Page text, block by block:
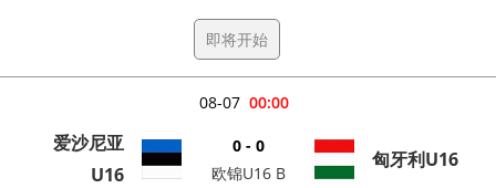
即将开始
00:00
08-07
爱沙尼亚
U16
0 - 0
欧锦U16 B
匈牙利U16